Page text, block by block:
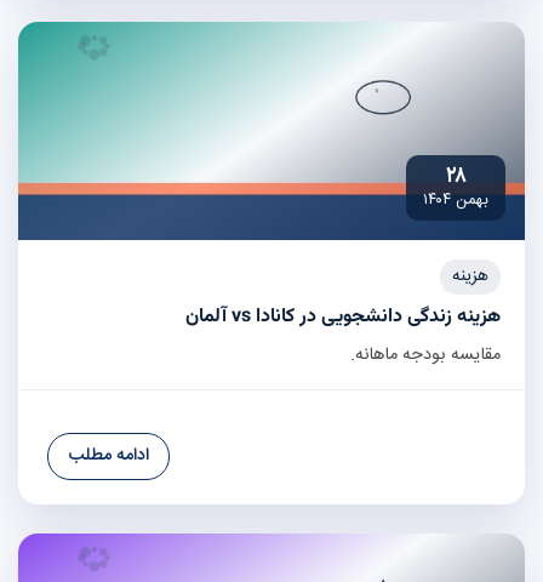
۲۸
بهمن ۱۴۰۴
هزینه
هزینه زندگی دانشجویی در کانادا vs آلمان
مقایسه بودجه ماهانه.
ادامه مطلب